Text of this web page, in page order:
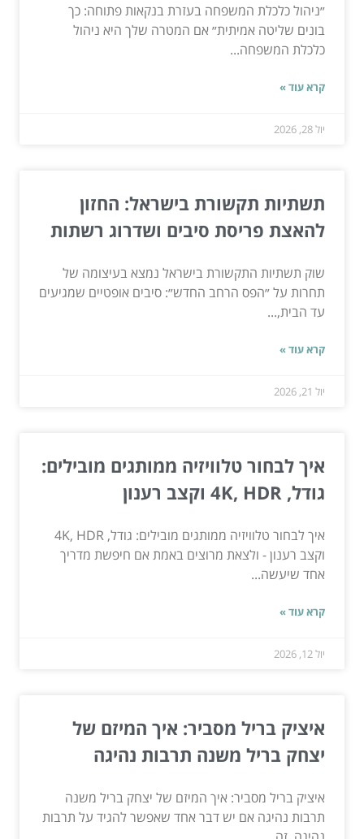
״ניהול כלכלת המשפחה בעזרת בנקאות פתוחה: כך
בונים שליטה אמיתית״ אם המטרה שלך היא ניהול
כלכלת המשפחה...
קרא עוד »
יול 28, 2026
תשתיות תקשורת בישראל: החזון
להאצת פריסת סיבים ושדרוג רשתות
שוק תשתיות התקשורת בישראל נמצא בעיצומה של
תחרות על ״הפס הרחב החדש״: סיבים אופטיים שמגיעים
עד הבית,...
קרא עוד »
יול 21, 2026
איך לבחור טלוויזיה ממותגים מובילים:
גודל, 4K, HDR וקצב רענון
איך לבחור טלוויזיה ממותגים מובילים: גודל, 4K, HDR
וקצב רענון - ולצאת מרוצים באמת אם חיפשת מדריך
אחד שיעשה...
קרא עוד »
יול 12, 2026
איציק בריל מסביר: איך המיזם של
יצחק בריל משנה תרבות נהיגה
איציק בריל מסביר: איך המיזם של יצחק בריל משנה
תרבות נהיגה אם יש דבר אחד שאפשר להגיד על תרבות